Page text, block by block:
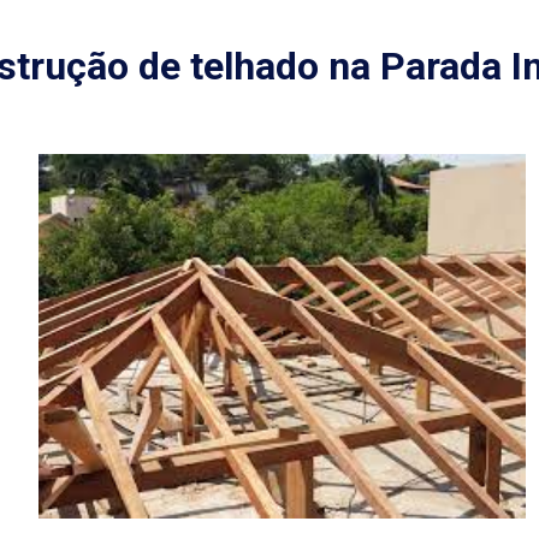
de telhado na Parada